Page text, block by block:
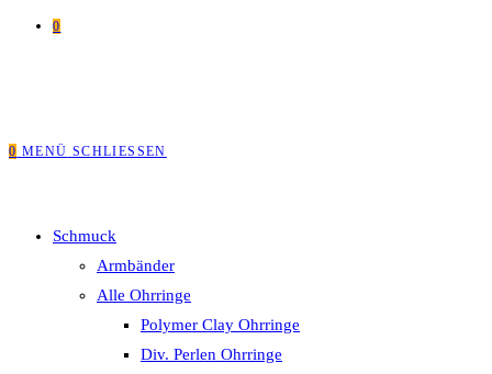
0
0 MENÜ SCHLIESSEN
Schmuck
Armbänder
Alle Ohrringe
Polymer Clay Ohrringe
Div. Perlen Ohrringe